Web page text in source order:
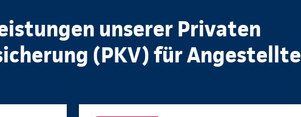
unserer Privaten
(PKV) für Angestellte